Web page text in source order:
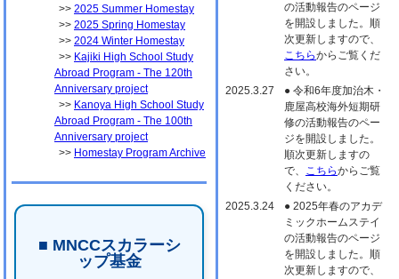
>> 2025 Summer Homestay
>> 2025 Spring Homestay
>> 2024 Winter Homestay
>> Kajiki High School Study
Abroad Program - The 120th
Anniversary project
>> Kanoya High School Study
Abroad Program - The 100th
Anniversary project
>> Homestay Program Archive
■ MNCCスカラーシ
ップ基金
の活動報告のページ
を開設しました。順
次更新しますので、
こちらからご覧くだ
さい。
2025.3.27
● 令和6年度加治木・
鹿屋高校海外短期研
修の活動報告のペー
ジを開設しました。
順次更新しますの
で、 こちらからご覧
ください。
2025.3.24
● 2025年春のアカデ
ミックホームステイ
の活動報告のページ
を開設しました。順
次更新しますので、